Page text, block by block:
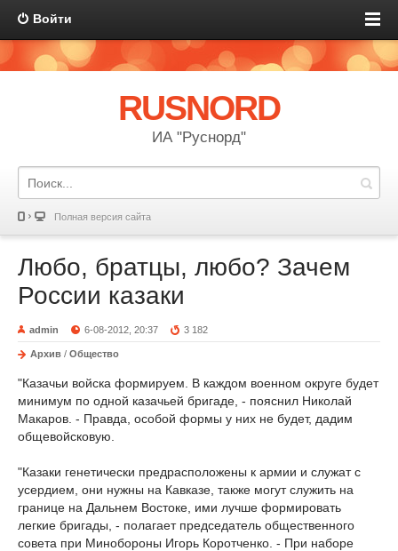
Войти
RUSNORD
ИА "Руснорд"
Полная версия сайта
Любо, братцы, любо? Зачем
России казаки
admin 6-08-2012, 20:37 3 182
Архив / Общество
"Казачьи войска формируем. В каждом военном округе будет
минимум по одной казачьей бригаде, - пояснил Николай
Макаров. - Правда, особой формы у них не будет, дадим
общевойсковую.
"Казаки генетически предрасположены к армии и служат с
усердием, они нужны на Кавказе, также могут служить на
границе на Дальнем Востоке, ими лучше формировать
легкие бригады, - полагает председатель общественного
совета при Минобороны Игорь Коротченко. - При наборе